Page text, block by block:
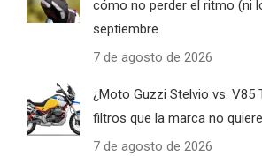
cómo no perder el ritmo (ni
septiembre
7 de agosto de 2026
¿Moto Guzzi Stelvio vs. V85
filtros que la marca no
7 de agosto de 2026